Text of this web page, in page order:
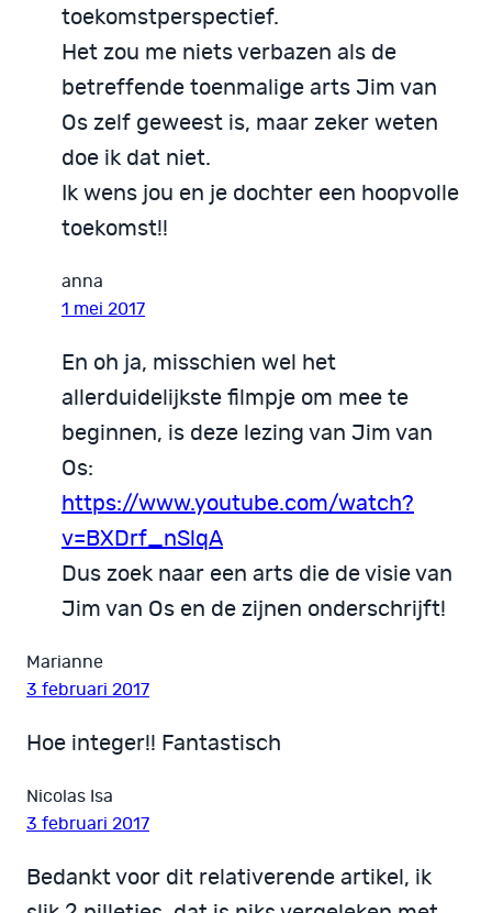
toekomstperspectief.
Het zou me niets verbazen als de
betreffende toenmalige arts Jim van
Os zelf geweest is, maar zeker weten
doe ik dat niet.
Ik wens jou en je dochter een hoopvolle
toekomst!!
anna
1 mei 2017
En oh ja, misschien wel het
allerduidelijkste filmpje om mee te
beginnen, is deze lezing van Jim van
Os:
https://www.youtube.com/watch?
v=BXDrf_nSlqA
Dus zoek naar een arts die de visie van
Jim van Os en de zijnen onderschrijft!
Marianne
3 februari 2017
Hoe integer!! Fantastisch
Nicolas Isa
3 februari 2017
Bedankt voor dit relativerende artikel, ik